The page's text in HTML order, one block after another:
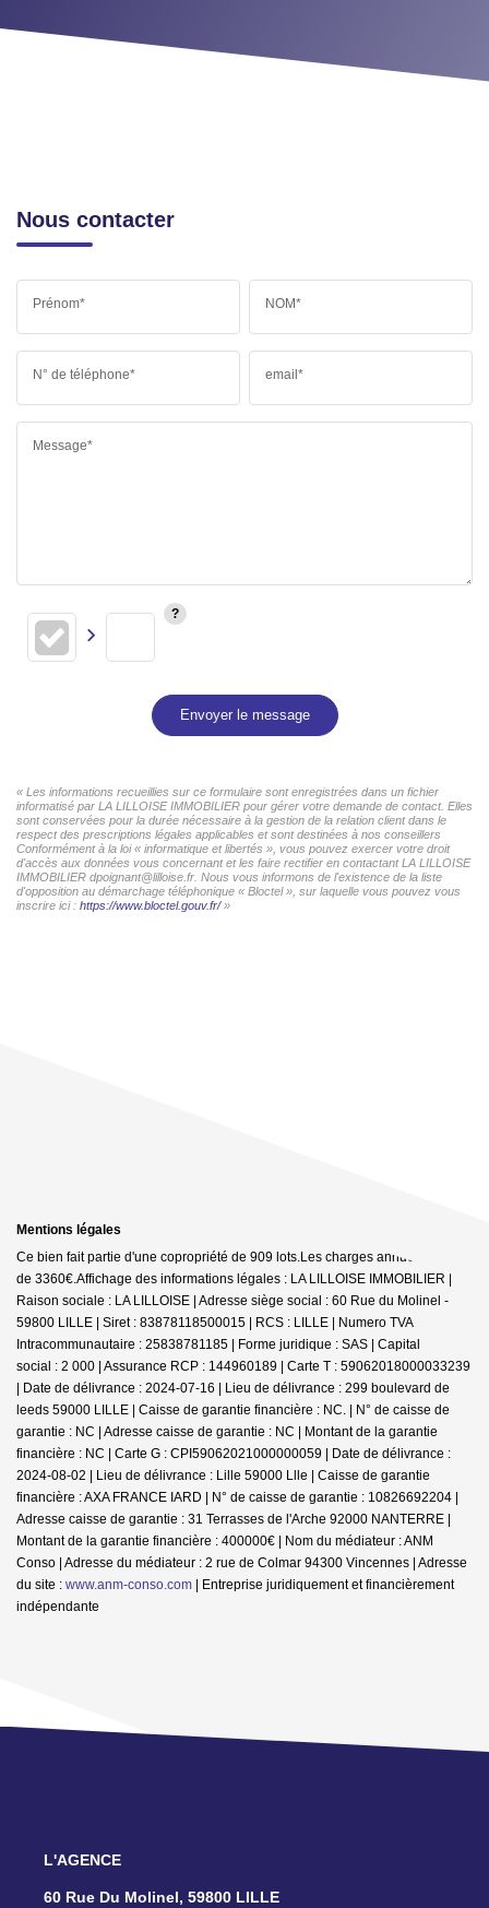
Nous contacter
Prénom* NOM*
N° de téléphone* email*
Message*
Envoyer le message
« Les informations recueillies sur ce formulaire sont enregistrées dans un fichier
informatisé par LA LILLOISE IMMOBILIER pour gérer votre demande de contact. Elles
sont conservées pour la durée nécessaire à la gestion de la relation client dans le
respect des prescriptions légales applicables et sont destinées à nos conseillers
Conformément à la loi « informatique et libertés », vous pouvez exercer votre droit
d'accès aux données vous concernant et les faire rectifier en contactant LA LILLOISE
IMMOBILIER dpoignant@lilloise.fr. Nous vous informons de l'existence de la liste
d'opposition au démarchage téléphonique « Bloctel », sur laquelle vous pouvez vous
inscrire ici : https://www.bloctel.gouv.fr/»
Mentions légales
Ce bien fait partie d'une copropriété de 909 lots.Les charges annuelles sont
de 3360€. Affichage des informations légales : LA LILLOISE IMMOBILIER |
Raison sociale : LA LILLOISE | Adresse siège social : 60 Rue du Molinel -
59800 LILLE | Siret : 83878118500015 | RCS : LILLE | Numero TVA
Intracommunautaire : 25838781185 | Forme juridique : SAS | Capital
social : 2 000 | Assurance RCP : 144960189 | Carte T : 59062018000033239
| Date de délivrance : 2024-07-16 | Lieu de délivrance : 299 boulevard de
leeds 59000 LILLE | Caisse de garantie financière : NC. | N° de caisse de
garantie : NC | Adresse caisse de garantie : NC | Montant de la garantie
financière : NC | Carte G : CPI59062021000000059 | Date de délivrance :
2024-08-02 | Lieu de délivrance : Lille 59000 Llle | Caisse de garantie
financière : AXA FRANCE IARD | N° de caisse de garantie : 10826692204 |
Adresse caisse de garantie : 31 Terrasses de l'Arche 92000 NANTERRE |
Montant de la garantie financière : 400000€ | Nom du médiateur : ANM
Conso | Adresse du médiateur : 2 rue de Colmar 94300 Vincennes | Adresse
du site : www.anm-conso.com | Entreprise juridiquement et financièrement
indépendante
L'AGENCE
60 Rue Du Molinel, 59800 LILLE